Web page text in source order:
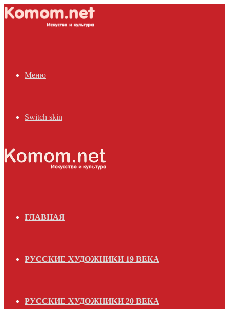
Меню
Switch skin
ГЛАВНАЯ
РУССКИЕ ХУДОЖНИКИ 19 ВЕКА
РУССКИЕ ХУДОЖНИКИ 20 ВЕКА